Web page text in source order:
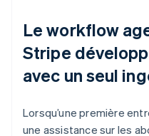
Le workflow
Stripe
avec un seul
Lorsqu’une première
une assistance sur les